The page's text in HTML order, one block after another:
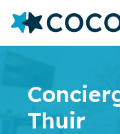
Thuir